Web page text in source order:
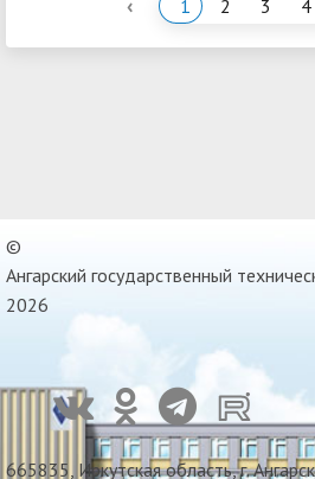
1 2 3 4
©
Ангарский государственный
2026
665835, Иркутская область, г.